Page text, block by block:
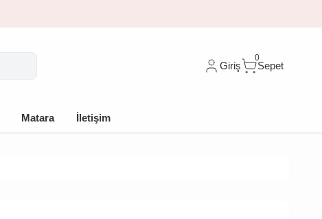
Giriş
0
Sepet
Matara İletişim